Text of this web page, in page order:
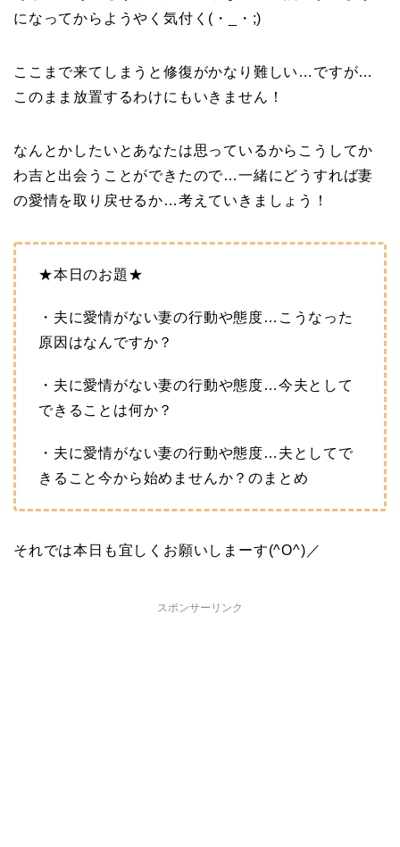
になってからようやく気付く(・_・;)
ここまで来てしまうと修復がかなり難しい…ですが…
このまま放置するわけにもいきません！
なんとかしたいとあなたは思っているからこうしてか
わ吉と出会うことができたので…一緒にどうすれば妻
の愛情を取り戻せるか…考えていきましょう！
★本日のお題★
・夫に愛情がない妻の行動や態度…こうなった
原因はなんですか？
・夫に愛情がない妻の行動や態度…今夫として
できることは何か？
・夫に愛情がない妻の行動や態度…夫としてで
きること今から始めませんか？のまとめ
それでは本日も宜しくお願いしまーす(^O^)／
スポンサーリンク